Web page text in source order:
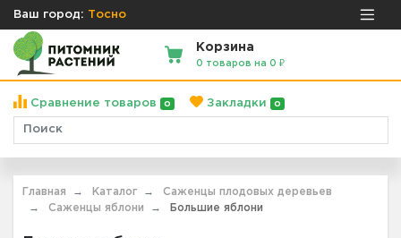
Ваш город: Тосно
Корзина
0 товаров на 0 ₽
Сравнение товаров 0 Закладки 0
Главная Каталог
Саженцы плодовых деревьев
Саженцы яблони
Большие яблони